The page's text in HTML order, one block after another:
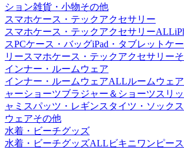
ション雑貨・小物その他
スマホケース・テックアクセサリー
スマホケース・テックアクセサリーALL
スPCケース・バッグiPad・タブレットケ
リースマホケース・テックアクセサリー
インナー・ルームウェア
インナー・ルームウェアALLルームウェ
ャーショーツブラジャー＆ショーツスリ
ャミ スパッツ・レギンス タイツ・ソックス
ウェアその他
水着・ビーチグッズ
水着・ビーチグッズALL ビキニワンピー